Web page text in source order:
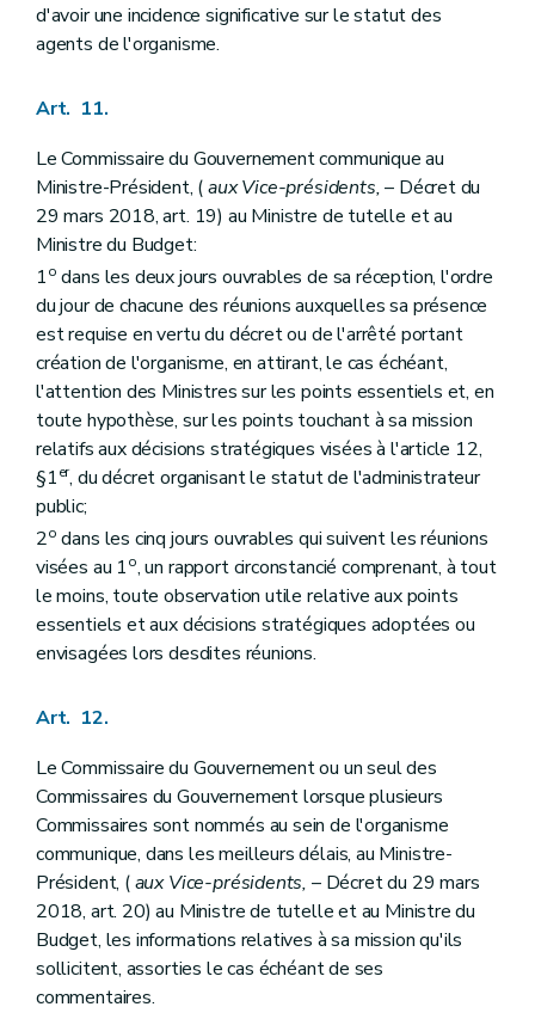
d'avoir une incidence significative sur le statut des
agents de l'organisme.
Art. 11.
Le Commissaire du Gouvernement communique au
Ministre-Président, (aux Vice-présidents,– Décret du
29 mars 2018, art. 19) au Ministre de tutelle et au
Ministre du Budget:
1o dans les deux jours ouvrables de sa réception, l'ordre
du jour de chacune des réunions auxquelles sa présence
est requise en vertu du décret ou de l'arrêté portant
création de l'organisme, en attirant, le cas échéant,
l'attention des Ministres sur les points essentiels et, en
toute hypothèse, sur les points touchant à sa mission
relatifs aux décisions stratégiques visées à l'article 12,
§1er, du décret organisant le statut de l'administrateur
public;
2o dans les cinq jours ouvrables qui suivent les réunions
visées au 1o, un rapport circonstancié comprenant, à tout
le moins, toute observation utile relative aux points
essentiels et aux décisions stratégiques adoptées ou
envisagées lors desdites réunions.
Art. 12.
Le Commissaire du Gouvernement ou un seul des
Commissaires du Gouvernement lorsque plusieurs
Commissaires sont nommés au sein de l'organisme
communique, dans les meilleurs délais, au Ministre-
Président, (aux Vice-présidents, – Décret du 29 mars
2018, art. 20) au Ministre de tutelle et au Ministre du
Budget, les informations relatives à sa mission qu'ils
sollicitent, assorties le cas échéant de ses
commentaires.